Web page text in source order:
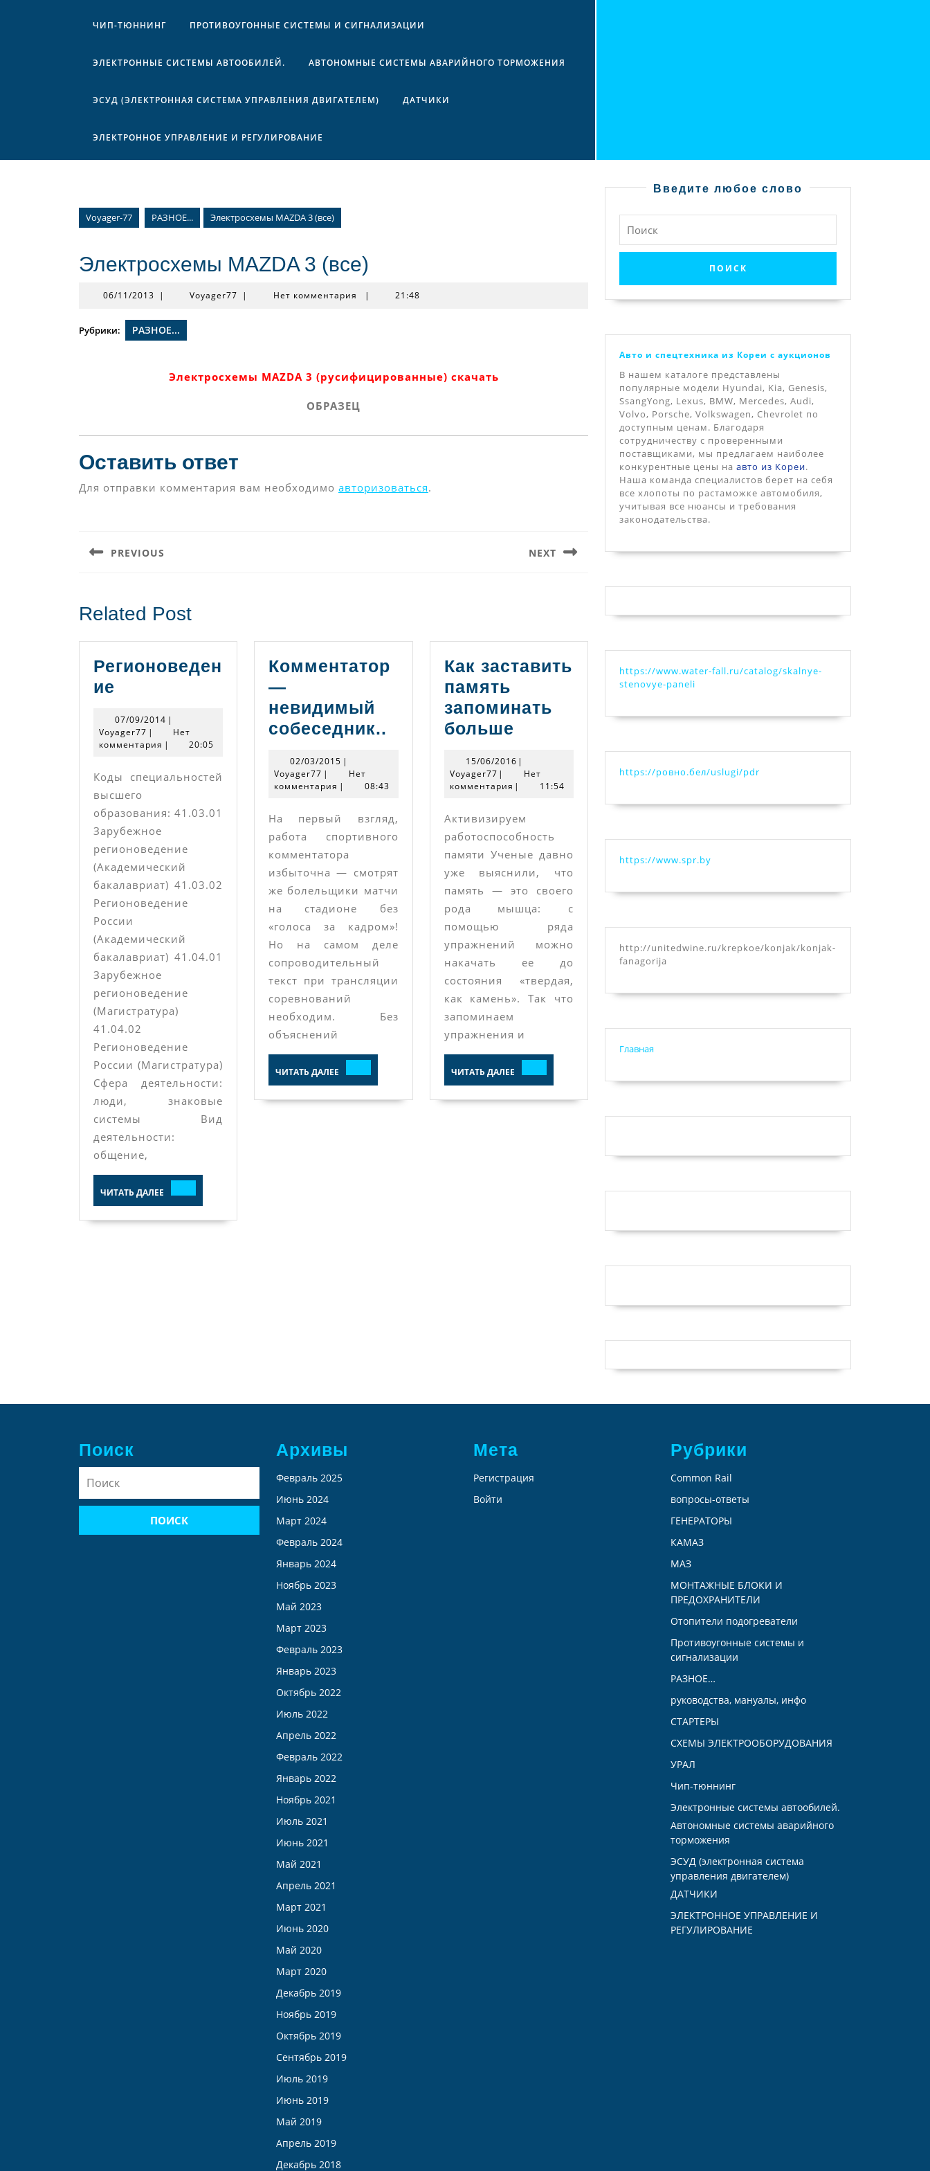
ЧИП-ТЮННИНГ ПРОТИВОУГОННЫЕ СИСТЕМЫ И СИГНАЛИЗАЦИИ
ЭЛЕКТРОННЫЕ СИСТЕМЫ АВТООБИЛЕЙ. АВТОНОМНЫЕ СИСТЕМЫ АВАРИЙНОГО ТОРМОЖЕНИЯ
ЭСУД (ЭЛЕКТРОННАЯ СИСТЕМА УПРАВЛЕНИЯ ДВИГАТЕЛЕМ) ДАТЧИКИ
ЭЛЕКТРОННОЕ УПРАВЛЕНИЕ И РЕГУЛИРОВАНИЕ
Voyager-77 РАЗНОЕ... Электросхемы MAZDA 3 (все)
Электросхемы MAZDA 3 (все)
06/11/2013 06/11/2013
| Voyager77 Voyager77
| Нет комментария | 21:48
Рубрики: РАЗНОЕ...
Электросхемы MAZDA 3 (русифицированные) скачать
ОБРАЗЕЦ
Оставить ответ
Для отправки комментария вам необходимо авторизоваться.
по
PREVIOUS NEXT
Related Post
Регионоведен
ие
07/09/2014 07/09/2014
|
Voyager77 Voyager77
|
Нет
комментария | 20:05
Коды специальностей
высшего
образования: 41.03.01
Зарубежное
регионоведение
(Академический
бакалавриат) 41.03.02
Регионоведение
России
(Академический
бакалавриат) 41.04.01
Зарубежное
регионоведение
(Магистратура)
41.04.02
Регионоведение
России (Магистратура)
Сфера деятельности:
люди, знаковые
системы Вид
деятельности:
общение,
ЧИТАТЬ ДАЛЕЕ ДАЛЕЕ
Комментатор
—
невидимый
собеседник.. Комментатор
невидимый
собеседник..
02/03/2015 02/03/2015
|
Voyager77 Voyager77
|
Нет
комментария | 08:43
На первый взгляд‚
работа спортивного
комментатора
избыточна — смотрят
же болельщики матчи
на стадионе без
«голоса за кадром»!
Но на самом деле
сопроводительный
текст при трансляции
соревнований
необходим. Без
объяснений
ЧИТАТЬ ДАЛЕЕ ДАЛЕЕ
Как заставить
память
запоминать
больше
память
запоминать
15/06/201615/06/2016
|
Voyager77Voyager77
|
Нет
комментария | 11:54
Активизируем
работоспособность
памяти Ученые давно
уже выяснили, что
память — это своего
рода мышца: с
помощью ряда
упражнений можно
накачать ее до
состояния «твердая,
как камень». Так что
запоминаем
упражнения и
ЧИТАТЬ ДАЛЕЕДАЛЕЕ
Введите любое слово
Авто и спецтехника из Кореи с аукционов
В нашем каталоге представлены
популярные модели Hyundai, Kia, Genesis,
SsangYong, Lexus, BMW, Mercedes, Audi,
Volvo, Porsche, Volkswagen, Chevrolet по
доступным ценам. Благодаря
сотрудничеству с проверенными
поставщиками, мы предлагаем наиболее
конкурентные цены на авто из Кореи.
Наша команда специалистов берет на себя
все хлопоты по растаможке автомобиля,
учитывая все нюансы и требования
законодательства.
https://www.water-fall.ru/catalog/skalnye-
stenovye-paneli
https://ровно.бел/uslugi/pdr
https://www.spr.by
http://unitedwine.ru/krepkoe/konjak/konjak-
fanagorija
Главная
Поиск Архивы
Февраль 2025
Июнь 2024
Март 2024
Февраль 2024
Январь 2024
Ноябрь 2023
Май 2023
Март 2023
Февраль 2023
Январь 2023
Октябрь 2022
Июль 2022
Апрель 2022
Февраль 2022
Январь 2022
Ноябрь 2021
Июль 2021
Июнь 2021
Май 2021
Апрель 2021
Март 2021
Июнь 2020
Май 2020
Март 2020
Декабрь 2019
Ноябрь 2019
Октябрь 2019
Сентябрь 2019
Июль 2019
Июнь 2019
Май 2019
Апрель 2019
Декабрь 2018
Мета
Регистрация
Войти
Рубрики
Common Rail
вопросы-ответы
ГЕНЕРАТОРЫ
КАМАЗ
МАЗ
МОНТАЖНЫЕ БЛОКИ И
ПРЕДОХРАНИТЕЛИ
Отопители подогреватели
Противоугонные системы и
сигнализации
РАЗНОЕ…
руководства, мануалы, инфо
СТАРТЕРЫ
СХЕМЫ ЭЛЕКТРООБОРУДОВАНИЯ
УРАЛ
Чип-тюннинг
Электронные системы автообилей.
Автономные системы аварийного
торможения
ЭСУД (электронная система
управления двигателем)
ДАТЧИКИ
ЭЛЕКТРОННОЕ УПРАВЛЕНИЕ И
РЕГУЛИРОВАНИЕ